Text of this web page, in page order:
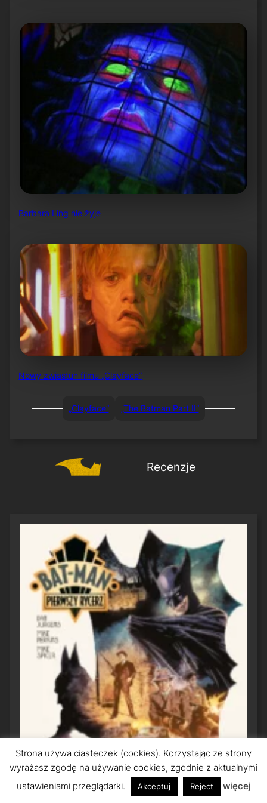
Barbara Ling nie żyje
Nowy zwiastun filmu „Clayface”
„Clayface” „The Batman Part II”
Recenzje
Strona używa ciasteczek (cookies). Korzystając ze strony
wyrażasz zgodę na używanie cookies, zgodnie z aktualnymi
ustawieniami przeglądarki.
Akceptuj Reject więcej